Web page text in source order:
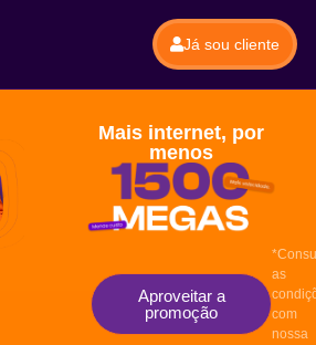
Já sou cliente
Mais internet, por
menos
Aproveitar a
promoção
as
com
nossa